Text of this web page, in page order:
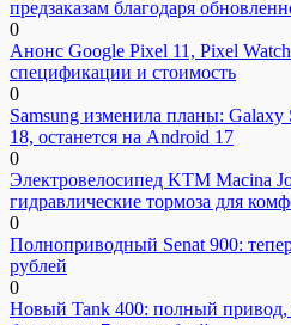
предзаказам благодаря
0
Анонс Google Pixel 11, Pixel
спецификации и стоимость
0
Samsung изменила планы:
18, останется на Android 17
0
Электровелосипед KTM Macina
гидравлические тормоза для
0
Полноприводный Senat 900:
рублей
0
Новый Tank 400: полный привод,